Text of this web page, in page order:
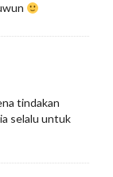
tindakan
selalu untuk